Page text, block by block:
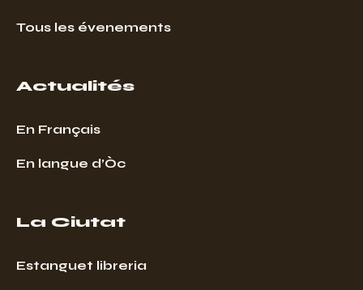
Tous les évenements
Actualités
En Français
En langue d’Òc
La Ciutat
Estanguet libreria